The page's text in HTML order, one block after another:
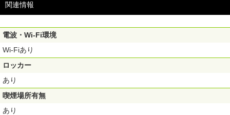
関連情報
電波・Wi-Fi環境
Wi-Fiあり
ロッカー
あり
喫煙場所有無
あり